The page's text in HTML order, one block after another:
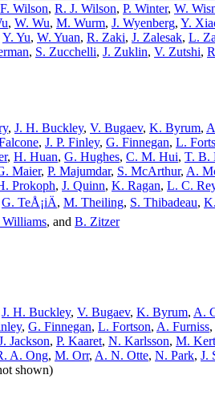
F. Wilson, R. J. Wilson, P. Winter, W.
, W. Wu, M. Wurm, J. Wyenberg, Y.
Y. Yu, W. Yuan, R. Zaki, J. Zalesak, L.
, S. Zucchelli, J. Zuklin, V. Zutshi,
, J. H. Buckley, V. Bugaev, K. Byrum,
, J. P. Finley, G. Finnegan, L.
, H. Huan, G. Hughes, C. M. Hui, T. B.
Maier, P. Majumdar, S. McArthur, A.
Prokoph, J. Quinn, K. Ragan, L. C.
G. TeÅ¡iÄ, M. Theiling, S. Thibadeau,
, and B. Zitzer
J. H. Buckley, V. Bugaev, K. Byrum, A.
, G. Finnegan, L. Fortson, A. Furniss,
Jackson, P. Kaaret, N. Karlsson, M.
A. Ong, M. Orr, A. N. Otte, N. Park, J.
shown)